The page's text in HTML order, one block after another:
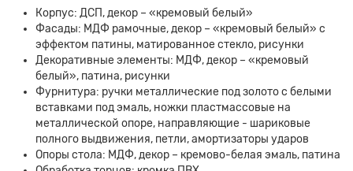
Корпус: ДСП, декор – «кремовый белый»
Фасады: МДФ рамочные, декор – «кремовый белый» с
эффектом патины, матированное стекло, рисунки
Декоративные элементы: МДФ, декор – «кремовый
белый», патина, рисунки
Фурнитура: ручки металлические под золото с белыми
вставками под эмаль, ножки пластмассовые на
металлической опоре, направляющие - шариковые
полного выдвижения, петли, амортизаторы ударов
Опоры стола: МДФ, декор – кремово-белая эмаль, патина